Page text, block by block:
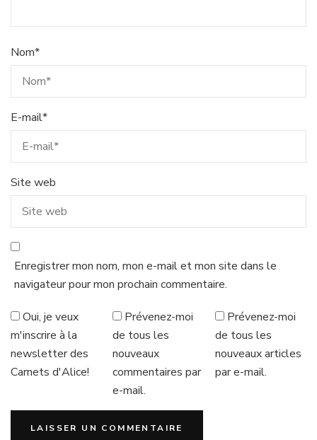
Nom*
E-mail*
Site web
Enregistrer mon nom, mon e-mail et mon site dans le
navigateur pour mon prochain commentaire.
Oui, je veux
m'inscrire à la
newsletter des
Carnets d'Alice!
Prévenez-moi
de tous les
nouveaux
commentaires par
e-mail.
Prévenez-moi
de tous les
nouveaux articles
par e-mail.